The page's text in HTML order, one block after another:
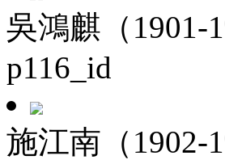
吳鴻麒（1901-
p116_id
施江南（1902-